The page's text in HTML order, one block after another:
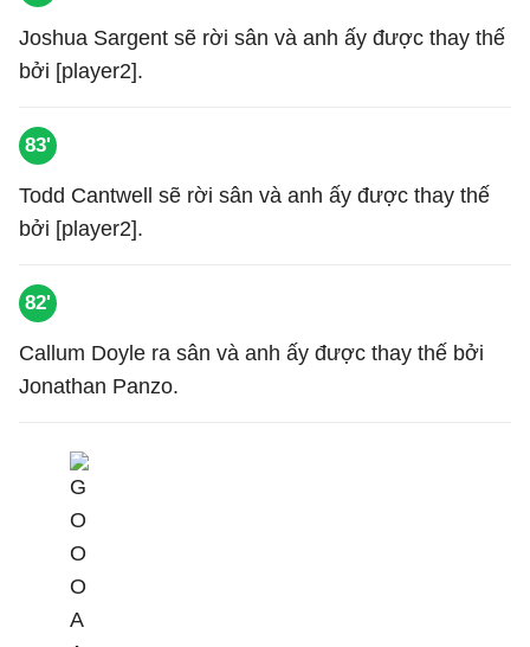
Joshua Sargent sẽ rời sân và anh ấy được thay thế
bởi [player2].
83'
Todd Cantwell sẽ rời sân và anh ấy được thay thế
bởi [player2].
82'
Callum Doyle ra sân và anh ấy được thay thế bởi
Jonathan Panzo.